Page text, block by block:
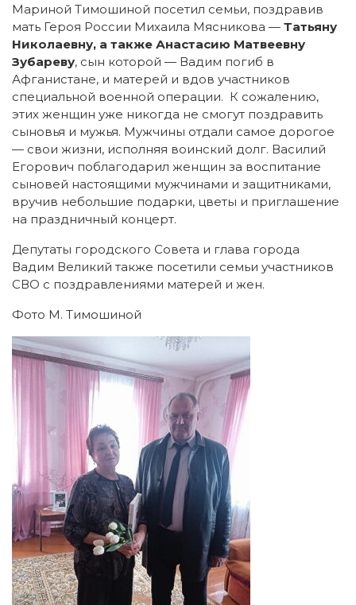
Мариной Тимошиной посетил семьи, поздравив
мать Героя России Михаила Мясникова — Татьяну
Николаевну, а также Анастасию Матвеевну
Зубареву, сын которой — Вадим погиб в
Афганистане, и матерей и вдов участников
специальной военной операции. К сожалению,
этих женщин уже никогда не смогут поздравить
сыновья и мужья. Мужчины отдали самое дорогое
— свои жизни, исполняя воинский долг. Василий
Егорович поблагодарил женщин за воспитание
сыновей настоящими мужчинами и защитниками,
вручив небольшие подарки, цветы и приглашение
на праздничный концерт.
Депутаты городского Совета и глава города
Вадим Великий также посетили семьи участников
СВО с поздравлениями матерей и жен.
Фото М. Тимошиной